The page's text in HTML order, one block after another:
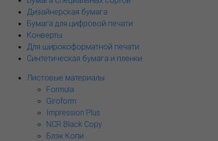
Дизайнерская бумага
Бумага для цифровой печати
Конверты
Для широкоформатной печати
Синтетическая бумага и пленки
Листовые материалы
Formula
Giroform
Impression Plus
NCR Black Copy
Блэк Копи